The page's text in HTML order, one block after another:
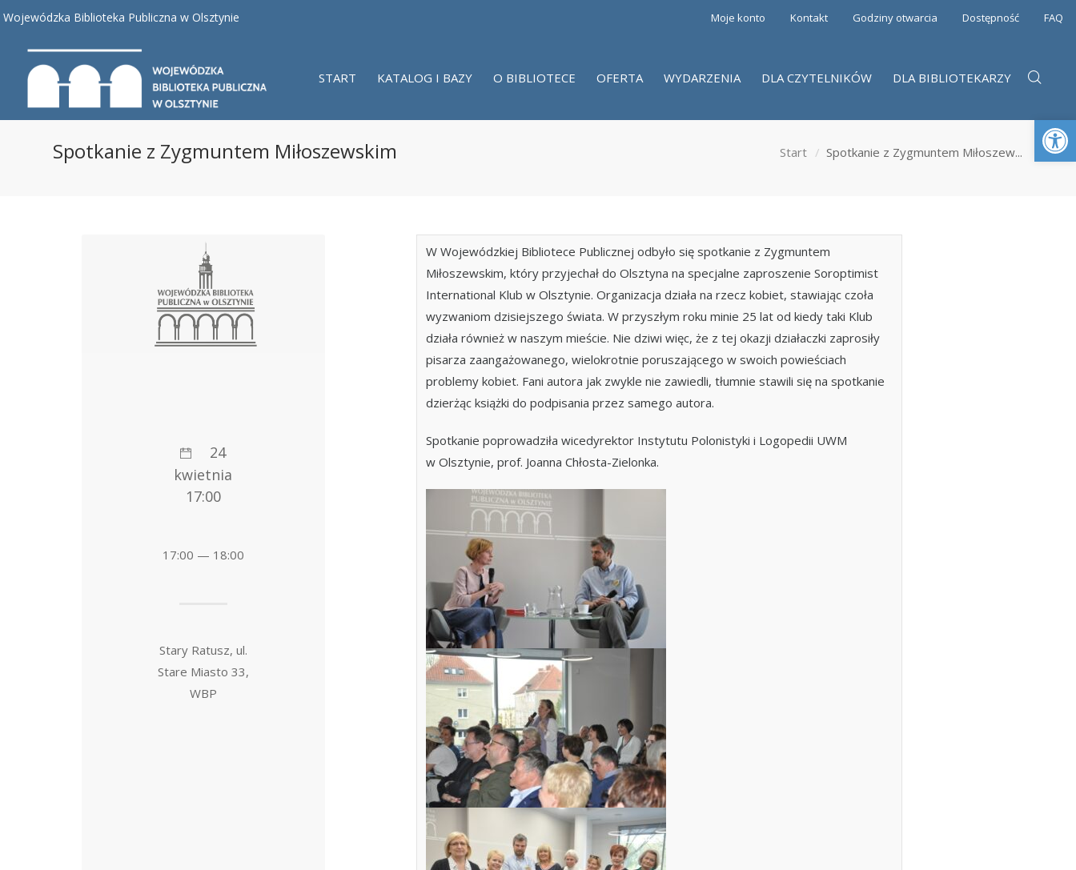
Wojewódzka Biblioteka Publiczna w Olsztynie Moje konto Kontakt Godziny otwarcia Dostępność FAQ
START KATALOG I BAZY O BIBLIOTECE OFERTA WYDARZENIA DLA CZYTELNIKÓW DLA BIBLIOTEKARZY
Spotkanie z Zygmuntem Miłoszewskim Start Spotkanie z Zygmuntem Miłoszew...
W Wojewódzkiej Bibliotece Publicznej odbyło się spotkanie z Zygmuntem
Miłoszewskim, który przyjechał do Olsztyna na specjalne zaproszenie Soroptimist
International Klub w Olsztynie. Organizacja działa na rzecz kobiet, stawiając czoła
wyzwaniom dzisiejszego świata. W przyszłym roku minie 25 lat od kiedy taki Klub
działa również w naszym mieście. Nie dziwi więc, że z tej okazji działaczki zaprosiły
pisarza zaangażowanego, wielokrotnie poruszającego w swoich powieściach
problemy kobiet. Fani autora jak zwykle nie zawiedli, tłumnie stawili się na spotkanie
dzierżąc książki do podpisania przez samego autora.
Spotkanie poprowadziła wicedyrektor Instytutu Polonistyki i Logopedii UWM
w Olsztynie, prof. Joanna Chłosta-Zielonka.
24
kwietnia
17:00
17:00 — 18:00
Stary Ratusz, ul.
Stare Miasto 33,
WBP